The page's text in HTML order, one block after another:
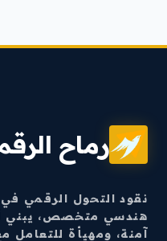
رماح
نقود التحول الرقمي
هندسي متخصص، يبني
آمنة، ومهيأة للتعامل